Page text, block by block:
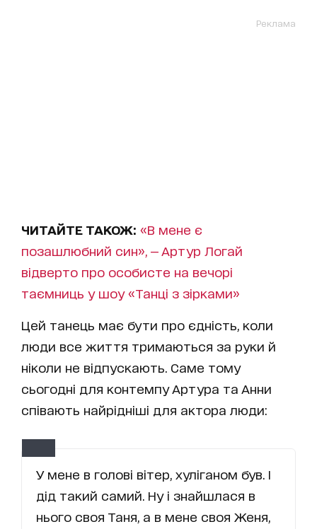
Реклама
ЧИТАЙТЕ ТАКОЖ: «В мене є
позашлюбний син», — Артур Логай
відверто про особисте на вечорі
таємниць у шоу «Танці з зірками»
Цей танець має бути про єдність, коли
люди все життя тримаються за руки й
ніколи не відпускають. Саме тому
сьогодні для контемпу Артура та Анни
співають найрідніші для актора люди:
У мене в голові вітер, хуліганом був. І
дід такий самий. Ну і знайшлася в
нього своя Таня, а в мене своя Женя,